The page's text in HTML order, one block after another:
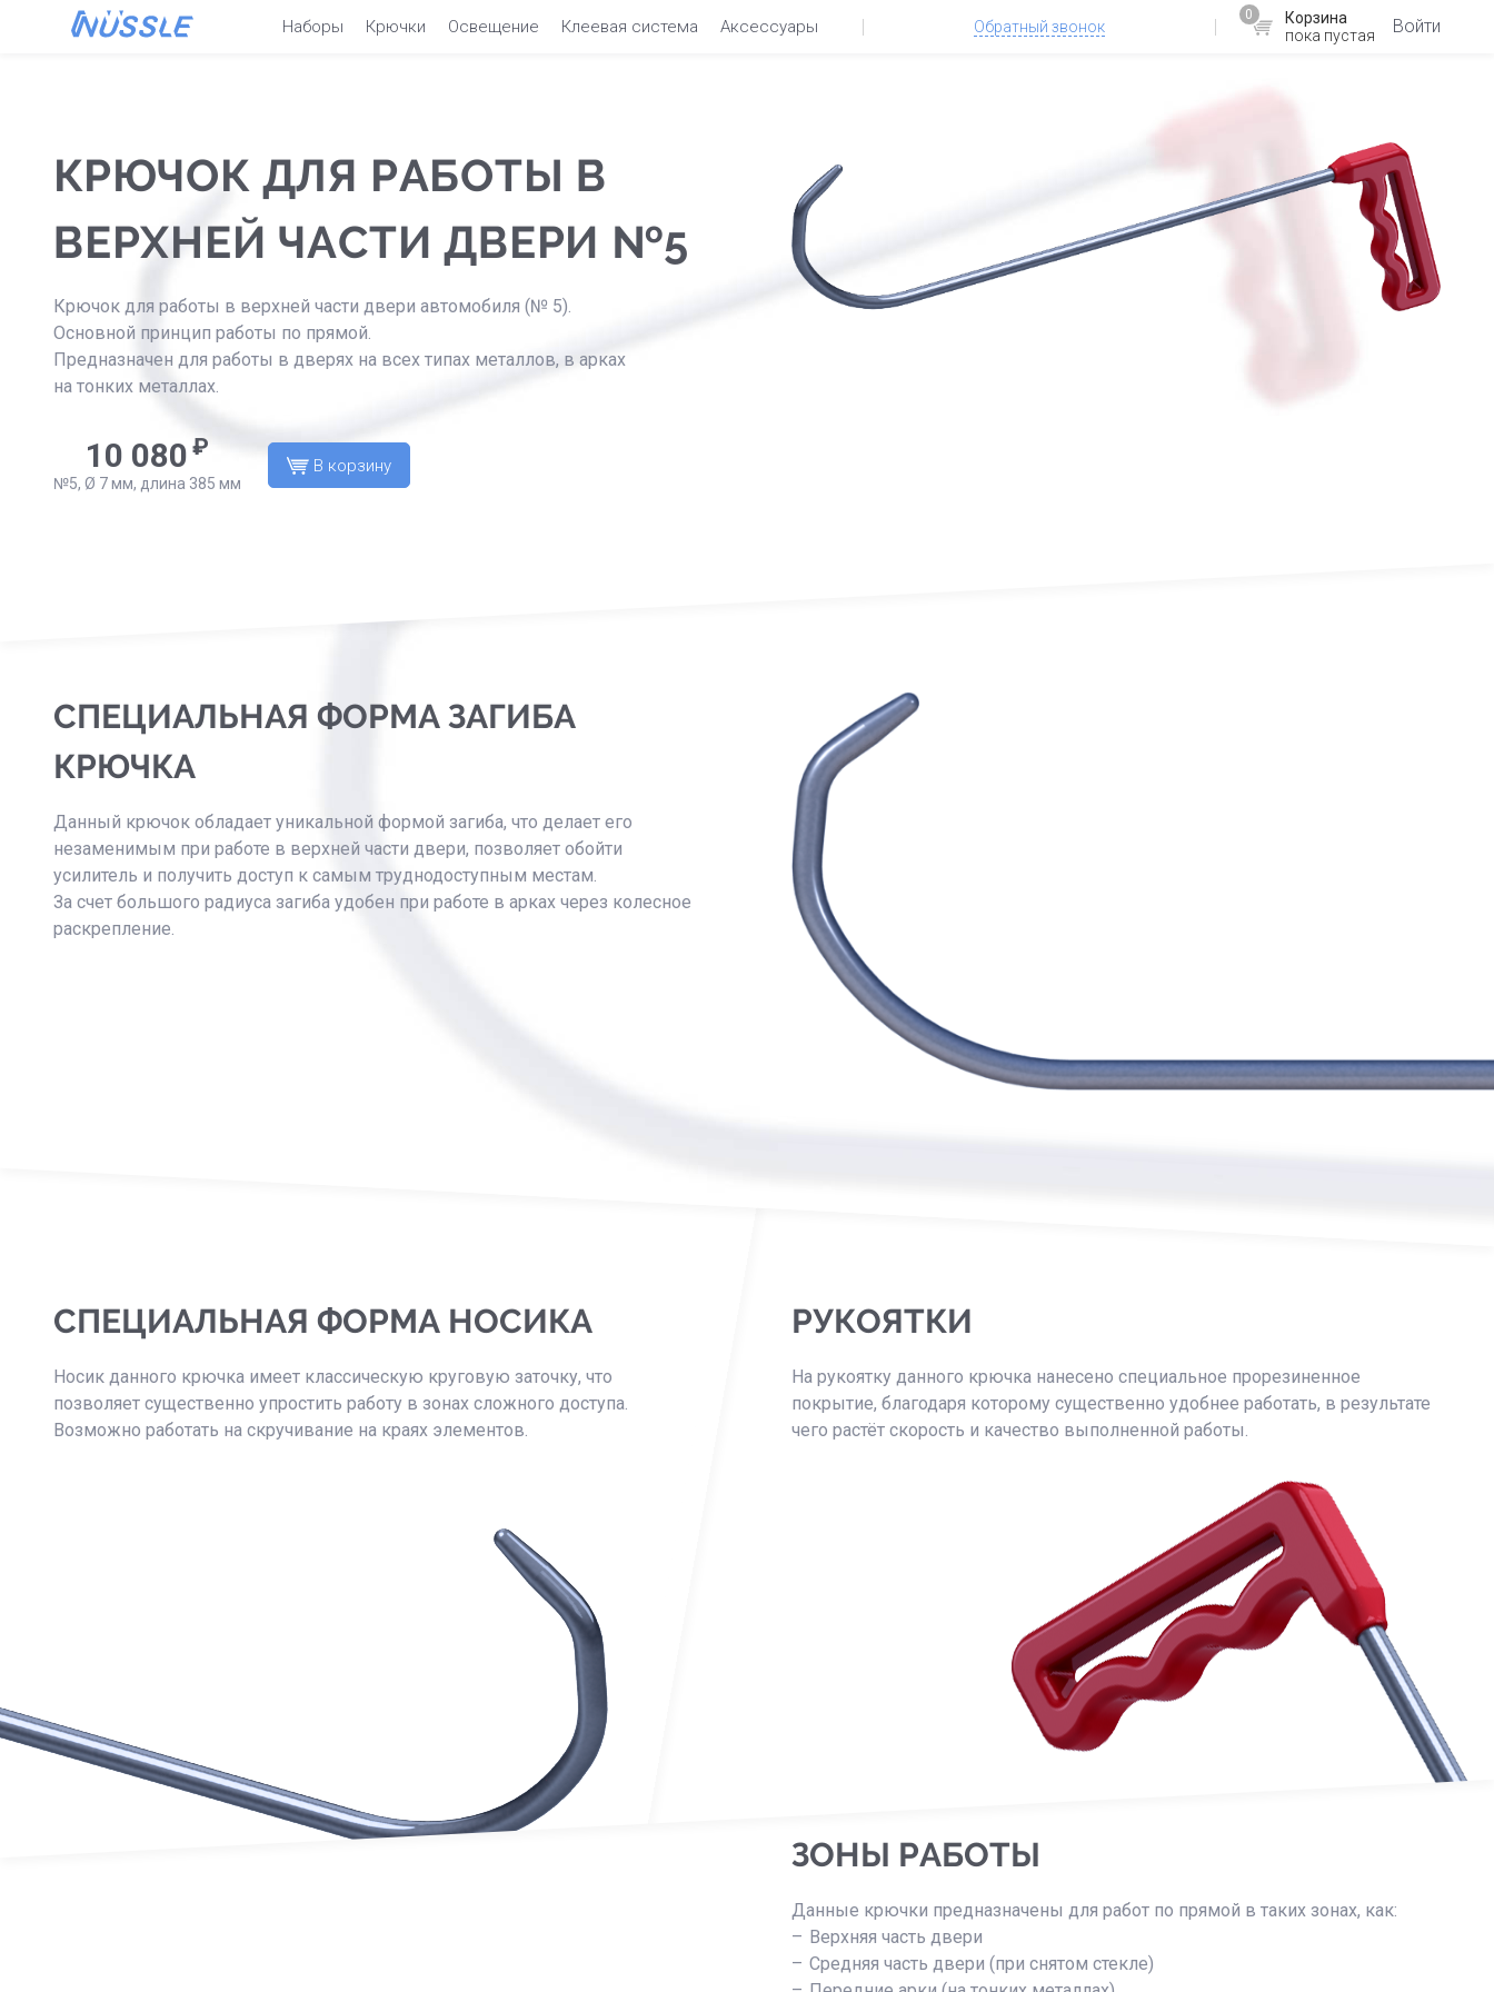
Наборы Крючки Освещение Клеевая система Аксессуары Обратный звонок
0
Корзина
пока пустая
Войти
КРЮЧОК ДЛЯ РАБОТЫ В
ВЕРХНЕЙ ЧАСТИ ДВЕРИ №5
Крючок для работы в верхней части двери автомобиля (№ 5).
Основной принцип работы по прямой.
Предназначен для работы в дверях на всех типах металлов, в арках
на тонких металлах.
10 080 ₽
№5, Ø 7 мм, длина 385 мм
В корзину
СПЕЦИАЛЬНАЯ ФОРМА ЗАГИБА
КРЮЧКА
Данный крючок обладает уникальной формой загиба, что делает его
незаменимым при работе в верхней части двери, позволяет обойти
усилитель и получить доступ к самым труднодоступным местам.
За счет большого радиуса загиба удобен при работе в арках через колесное
раскрепление.
СПЕЦИАЛЬНАЯ ФОРМА НОСИКА
Носик данного крючка имеет классическую круговую заточку, что
позволяет существенно упростить работу в зонах сложного доступа.
Возможно работать на скручивание на краях элементов.
РУКОЯТКИ
На рукоятку данного крючка нанесено специальное прорезиненное
покрытие, благодаря которому существенно удобнее работать, в результате
чего растёт скорость и качество выполненной работы.
ЗОНЫ РАБОТЫ
Данные крючки предназначены для работ по прямой в таких зонах, как:
Верхняя часть двери
Средняя часть двери (при снятом стекле)